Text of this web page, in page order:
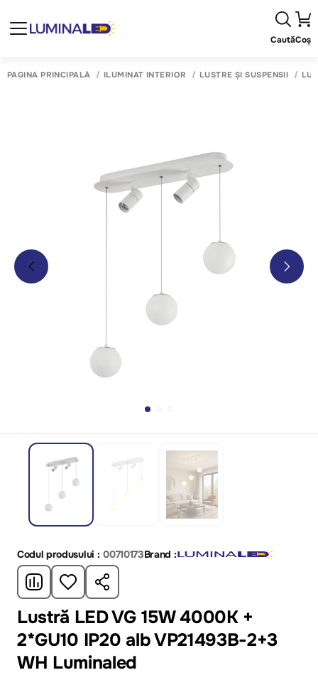
CautăCoș
PAGINA PRINCIPALĂ ILUMINAT INTERIOR LUSTRE ȘI SUSPENSII
Codul produsului : 00710173Brand :
Lustră LED VG 15W 4000K +
2*GU10 IP20 alb VP21493B-2+3
WH Luminaled